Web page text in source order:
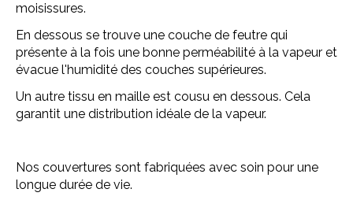
moisissures.
En dessous se trouve une couche de feutre qui
présente à la fois une bonne perméabilité à la vapeur et
évacue l'humidité des couches supérieures.
Un autre tissu en maille est cousu en dessous. Cela
garantit une distribution idéale de la vapeur.
Nos couvertures sont fabriquées avec soin pour une
longue durée de vie.